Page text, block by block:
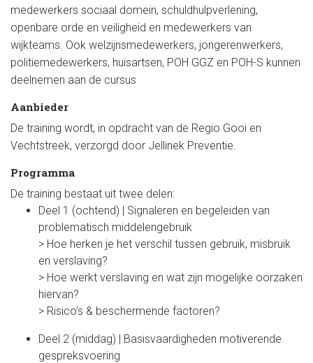
medewerkers sociaal domein, schuldhulpverlening,
openbare orde en veiligheid en medewerkers van
wijkteams. Ook welzijnsmedewerkers, jongerenwerkers,
politiemedewerkers, huisartsen, POH GGZ en POH-S kunnen
deelnemen aan de cursus
Aanbieder
De training wordt, in opdracht van de Regio Gooi en
Vechtstreek, verzorgd door Jellinek Preventie.
Programma
De training bestaat uit twee delen:
Deel 1 (ochtend) | Signaleren en begeleiden van
problematisch middelengebruik
> Hoe herken je het verschil tussen gebruik, misbruik
en verslaving?
> Hoe werkt verslaving en wat zijn mogelijke oorzaken
hiervan?
> Risico’s & beschermende factoren?
Deel 2 (middag) | Basisvaardigheden motiverende
gespreksvoering